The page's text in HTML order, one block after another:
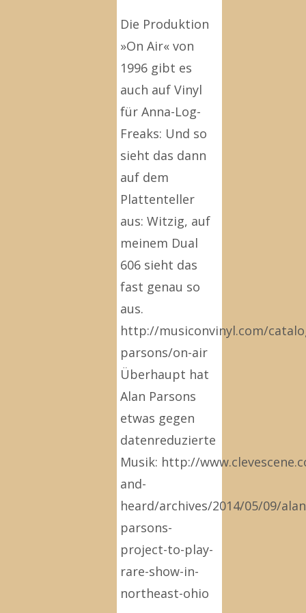
Die Produktion
»On Air« von
1996 gibt es
auch auf Vinyl
für Anna-Log-
Freaks: Und so
sieht das dann
auf dem
Plattenteller
aus: Witzig, auf
meinem Dual
606 sieht das
fast genau so
aus.
http://musiconvinyl.com/
parsons/on-air
Überhaupt hat
Alan Parsons
etwas gegen
datenreduzierte
Musik: http://
and-
heard/archives/2014/05/09/
parsons-
project-to-play-
rare-show-in-
northeast-ohio